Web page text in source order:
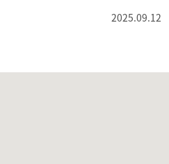
2025.09.12